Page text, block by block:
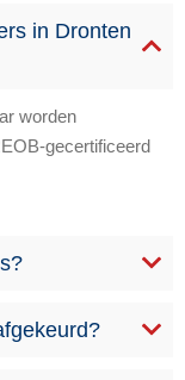
in Dronten
worden
gecertificeerd